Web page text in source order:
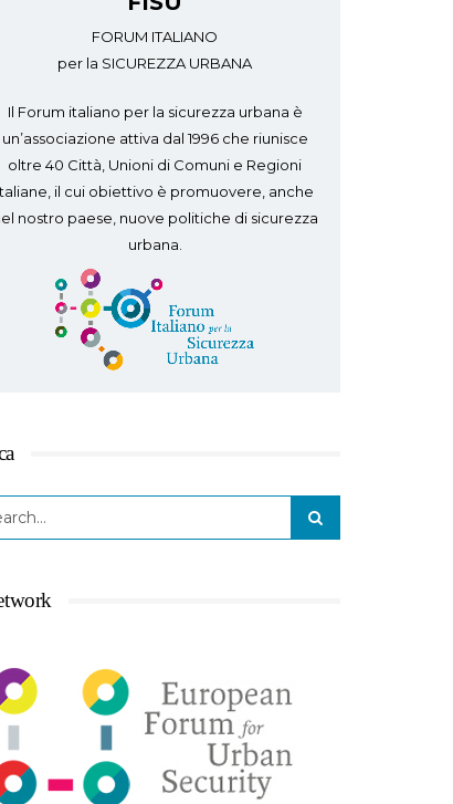
FORUM ITALIANO
per la SICUREZZA URBANA
Il Forum italiano per la sicurezza urbana è
un’associazione attiva dal 1996 che riunisce
oltre 40 Città, Unioni di Comuni e Regioni
il cui obiettivo è promuovere, anche
nostro paese, nuove politiche di sicurezza
urbana.